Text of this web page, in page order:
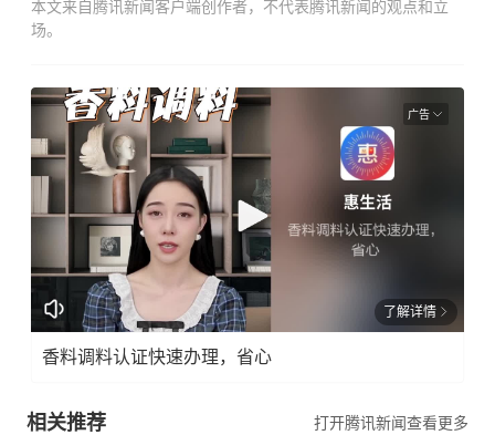
本文来自腾讯新闻客户端创作者，不代表腾讯新闻的观点和立
场。
广告
了解详情
香料调料认证快速办理，省心
相关推荐 打开腾讯新闻查看更多